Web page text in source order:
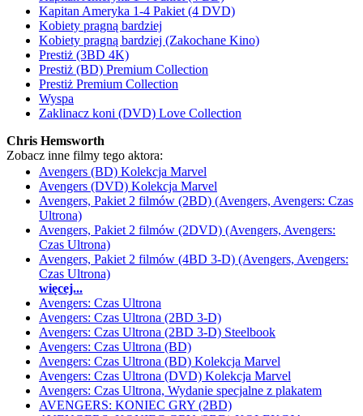
Kapitan Ameryka 1-4 Pakiet (4 DVD)
Kobiety pragną bardziej
Kobiety pragną bardziej (Zakochane Kino)
Prestiż (3BD 4K)
Prestiż (BD) Premium Collection
Prestiż Premium Collection
Wyspa
Zaklinacz koni (DVD) Love Collection
Chris Hemsworth
Zobacz inne filmy tego aktora:
Avengers (BD) Kolekcja Marvel
Avengers (DVD) Kolekcja Marvel
Avengers, Pakiet 2 filmów (2BD) (Avengers, Avengers: Czas
Ultrona)
Avengers, Pakiet 2 filmów (2DVD) (Avengers, Avengers:
Czas Ultrona)
Avengers, Pakiet 2 filmów (4BD 3-D) (Avengers, Avengers:
Czas Ultrona)
więcej...
Avengers: Czas Ultrona
Avengers: Czas Ultrona (2BD 3-D)
Avengers: Czas Ultrona (2BD 3-D) Steelbook
Avengers: Czas Ultrona (BD)
Avengers: Czas Ultrona (BD) Kolekcja Marvel
Avengers: Czas Ultrona (DVD) Kolekcja Marvel
Avengers: Czas Ultrona, Wydanie specjalne z plakatem
AVENGERS: KONIEC GRY (2BD)